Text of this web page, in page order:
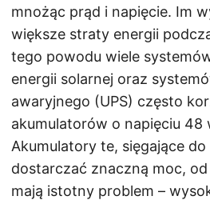
mnożąc prąd i napięcie. Im
większe straty energii
tego powodu wiele
energii solarnej oraz
awaryjnego (UPS) często
akumulatorów o napięciu 48
Akumulatory te, sięgające
dostarczać znaczną moc, od
mają istotny problem –